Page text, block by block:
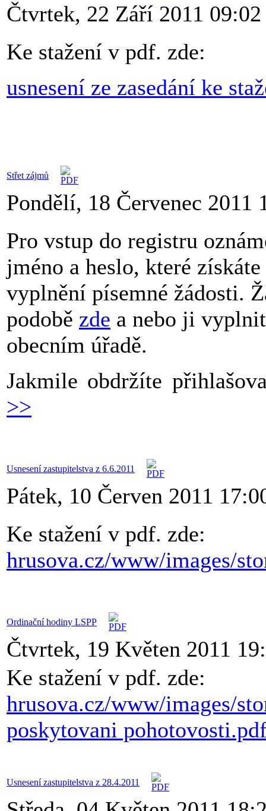
Čtvrtek, 22 Září 2011 09:02
Ke stažení v pdf. zde:
usnesení ze zasedání ke
Střet zájmů
Pondělí, 18 Červenec 2011
Pro vstup do registru
jméno a heslo, které
vyplnění písemné žádosti.
podobě zde a nebo ji
obecním úřadě.
Jakmile obdržíte
>>
Usnesení zastupitelstva z 6.6.2011
Pátek, 10 Červen 2011
Ke stažení v pdf. zde:
hrusova.cz/www/images/
Ordinační hodiny LSPP
Čtvrtek, 19 Květen 2011
Ke stažení v pdf. zde:
hrusova.cz/www/images/
poskytovani
Usnesení zastupitelstva z 28.4.2011